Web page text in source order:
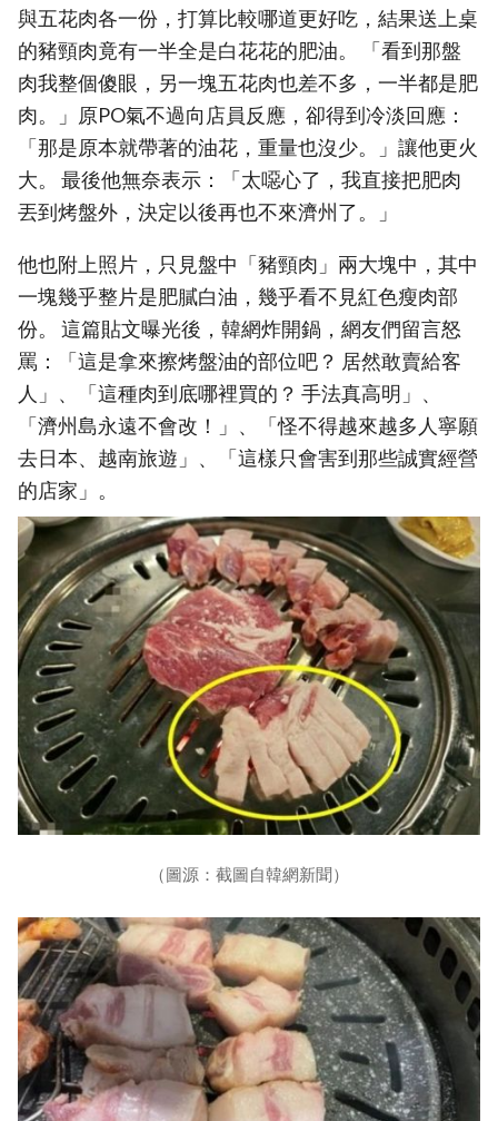
與五花肉各一份，打算比較哪道更好吃，結果送上桌
的豬頸肉竟有一半全是白花花的肥油。 「看到那盤
肉我整個傻眼，另一塊五花肉也差不多，一半都是肥
肉。」原PO氣不過向店員反應，卻得到冷淡回應：
「那是原本就帶著的油花，重量也沒少。」讓他更火
大。 最後他無奈表示：「太噁心了，我直接把肥肉
丟到烤盤外，決定以後再也不來濟州了。」
他也附上照片，只見盤中「豬頸肉」兩大塊中，其中
一塊幾乎整片是肥膩白油，幾乎看不見紅色瘦肉部
份。 這篇貼文曝光後，韓網炸開鍋，網友們留言怒
罵：「這是拿來擦烤盤油的部位吧？ 居然敢賣給客
人」、「這種肉到底哪裡買的？ 手法真高明」、
「濟州島永遠不會改！」、「怪不得越來越多人寧願
去日本、越南旅遊」、「這樣只會害到那些誠實經營
的店家」。
（圖源：截圖自韓網新聞）